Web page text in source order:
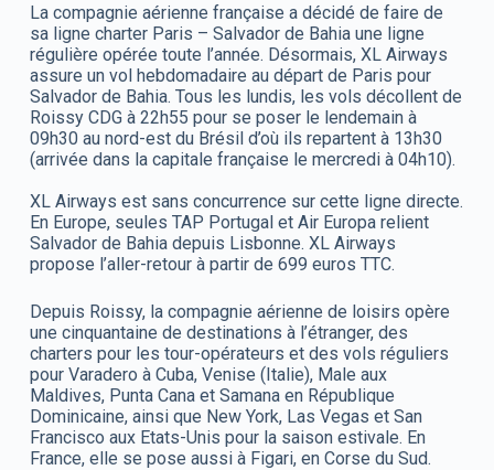
La compagnie aérienne française a décidé de faire de
sa ligne charter Paris – Salvador de Bahia une ligne
régulière opérée toute l’année. Désormais, XL Airways
assure un vol hebdomadaire au départ de Paris pour
Salvador de Bahia. Tous les lundis, les vols décollent de
Roissy CDG à 22h55 pour se poser le lendemain à
09h30 au nord-est du Brésil d’où ils repartent à 13h30
(arrivée dans la capitale française le mercredi à 04h10).
XL Airways est sans concurrence sur cette ligne directe.
En Europe, seules TAP Portugal et Air Europa relient
Salvador de Bahia depuis Lisbonne. XL Airways
propose l’aller-retour à partir de 699 euros TTC.
Depuis Roissy, la compagnie aérienne de loisirs opère
une cinquantaine de destinations à l’étranger, des
charters pour les tour-opérateurs et des vols réguliers
pour Varadero à Cuba, Venise (Italie), Male aux
Maldives, Punta Cana et Samana en République
Dominicaine, ainsi que New York, Las Vegas et San
Francisco aux Etats-Unis pour la saison estivale. En
France, elle se pose aussi à Figari, en Corse du Sud.